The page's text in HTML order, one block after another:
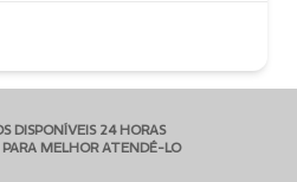
DISPONÍVEIS 24 HORAS
PARA MELHOR ATENDÊ-LO